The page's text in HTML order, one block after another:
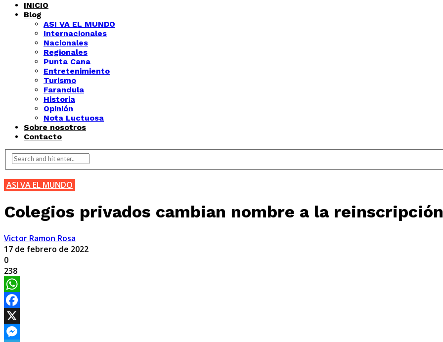
INICIO
Blog
ASI VA EL MUNDO
Internacionales
Nacionales
Regionales
Punta Cana
Entretenimiento
Turismo
Farandula
Historia
Opinión
Nota Luctuosa
Sobre nosotros
Contacto
ASI VA EL MUNDO
Colegios privados cambian nombre a la reinscripción
Victor Ramon Rosa
17 de febrero de 2022
0
238
WhatsApp
Facebook
X